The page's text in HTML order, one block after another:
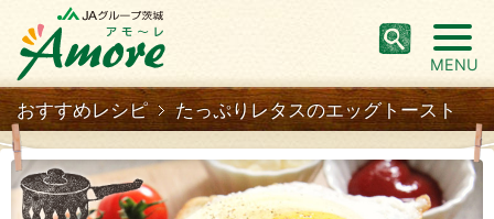
MENU
おすすめレシピ たっぷりレタスのエッグトースト